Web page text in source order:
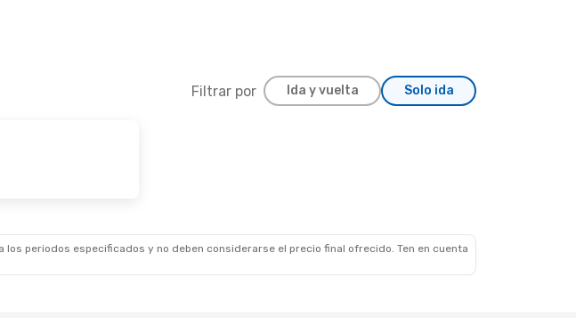
Filtrar por Ida y vuelta Solo ida
periodos especificados y no deben considerarse el precio final ofrecido. Ten en cuenta